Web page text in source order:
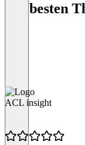
Die besten
ACL insight